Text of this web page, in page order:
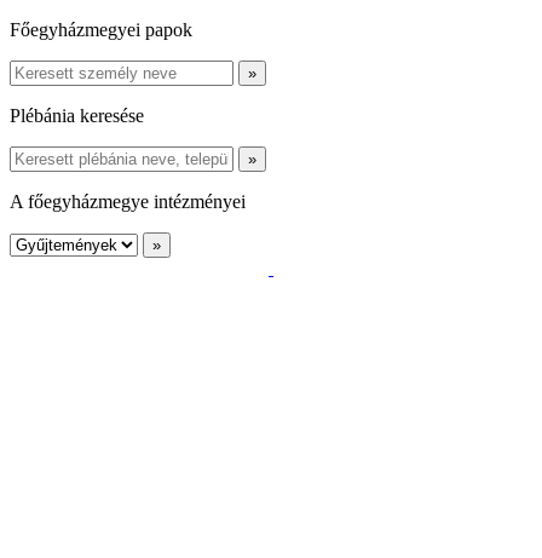
Főegyházmegyei papok
Plébánia keresése
A főegyházmegye intézményei